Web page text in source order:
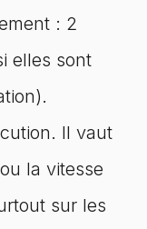
: 2
elles sont
Il vaut
la vitesse
sur les